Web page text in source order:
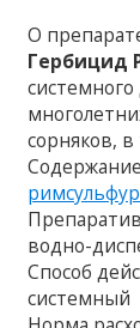
О
Гербицид
сорняков,
водно-
Способ
системный